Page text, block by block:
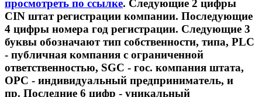
просмотреть по ссылке. Следующие 2 цифры
CIN штат регистрации компании. Последующие
4 цифры номера год регистрации. Следующие 3
буквы обозначают тип собственности, типа, PLC
- публичная компания с ограниченной
ответственностью, SGC - гос. компания штата,
OPC - индивидуальный предприниматель, и
пр. Последние 6 цифр - уникальный